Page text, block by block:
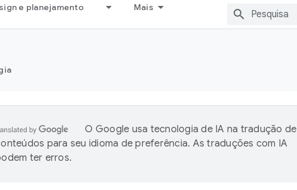
e planejamento Mais
O Google usa tecnologia de IA na tradução de
para seu idioma de preferência. As traduções com IA
ter erros.